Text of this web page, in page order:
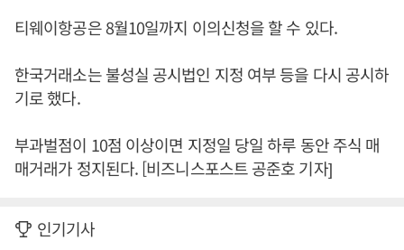
티웨이항공은 8월10일까지 이의신청을 할 수 있다.
한국거래소는 불성실 공시법인 지정 여부 등을 다시 공시하
기로 했다.
부과벌점이 10점 이상이면 지정일 당일 하루 동안 주식 매
매거래가 정지된다. [비즈니스포스트 공준호 기자]
인기기사